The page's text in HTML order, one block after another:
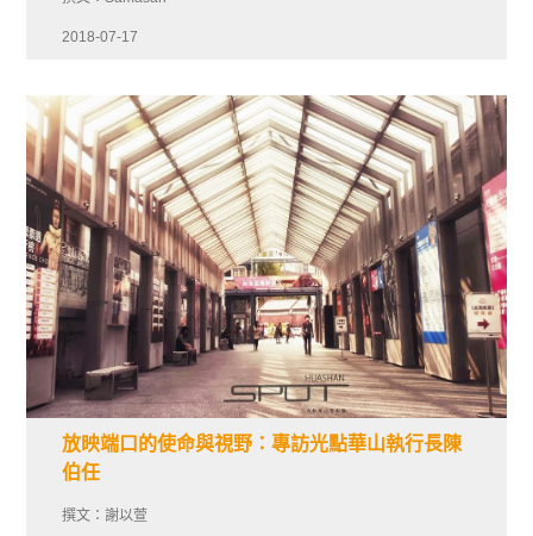
2018-07-17
放映端口的使命與視野：專訪光點華山執行長陳
伯任
撰文：謝以萱